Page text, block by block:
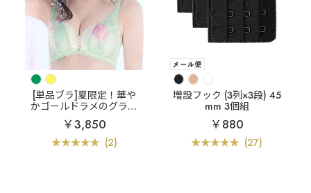
[単品ブラ]夏限定！華や
かゴールドラメのグラデ
マーメイド グラ
デ カシュクールレース脇
高ブラ(R) 単品ブラジャ
ー
￥3,850
(2)
増設フック (3列×3段) 45
mm 3個組
￥880
(27)